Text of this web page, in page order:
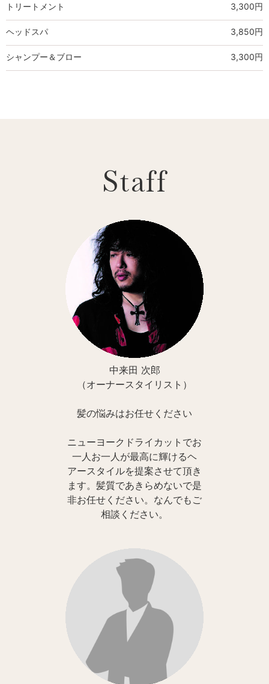
トリートメント 3,300円
ヘッドスパ 3,850円
シャンプー＆ブロー 3,300円
Staff
中来田 次郎
（オーナースタイリスト）
髪の悩みはお任せください
ニューヨークドライカットでお
一人お一人が最高に輝けるヘ
アースタイルを提案させて頂き
ます。髪質であきらめないで是
非お任せください。なんでもご
相談ください。